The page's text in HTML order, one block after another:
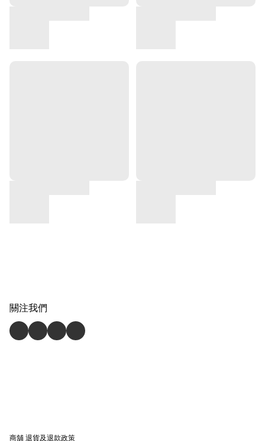
關注我們
商舖退貨及退款政策